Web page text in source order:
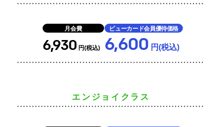
月会費
6,930 円(税込)
ビューカード会員優待価格
6,600 円(税込)
エンジョイクラス